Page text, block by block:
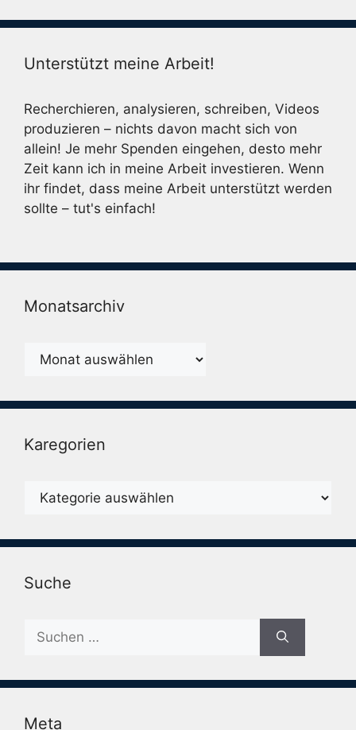
Unterstützt meine Arbeit!
Recherchieren, analysieren, schreiben, Videos
produzieren – nichts davon macht sich von
allein! Je mehr Spenden eingehen, desto mehr
Zeit kann ich in meine Arbeit investieren. Wenn
ihr findet, dass meine Arbeit unterstützt werden
sollte – tut's einfach!
Monatsarchiv
Monatsarchiv
Karegorien
Karegorien
Suche
Suche
nach:
Meta